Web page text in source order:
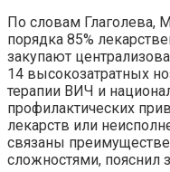
По словам Глаголева,
порядка 85%
закупают
14 высокозатратных
терапии ВИЧ и
профилактических
лекарств или
связаны
сложностями, пояснил